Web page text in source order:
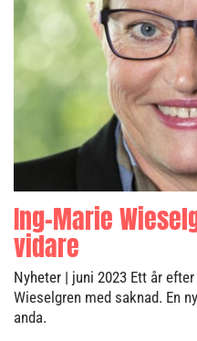
Ing-Marie
vidare
Nyheter | juni 2023 Ett år
Wieselgren med saknad. En
anda.